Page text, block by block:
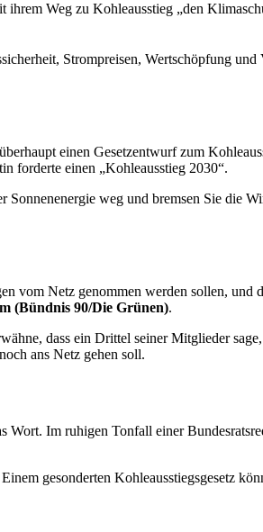
Weg zu Kohleausstieg „den
Strompreisen, Wertschöpfung
einen Gesetzentwurf zum
forderte einen „Kohleausstieg 2030“.
weg und bremsen Sie die
vom Netz genommen werden sollen, und
(Bündnis 90/Die Grünen).
dass ein Drittel seiner Mitglieder
ans Netz gehen soll.
Wort. Im ruhigen Tonfall einer
gesonderten Kohleausstiegsgesetz